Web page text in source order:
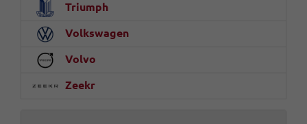
Triumph
Volkswagen
Volvo
Zeekr